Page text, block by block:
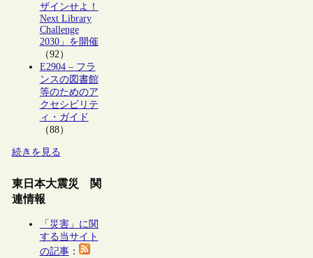
ザインせよ！
Next Library
Challenge
2030」を開催
（92）
E2904 – フラ
ンスの図書館
等のためのア
クセシビリテ
ィ・ガイド
（88）
続きを見る
東日本大震災 関
連情報
「災害」に関
する当サイト
の記事：